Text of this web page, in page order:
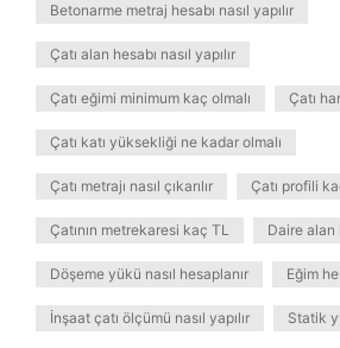
Betonarme metraj hesabı nasıl yapılır
Çatı alan hesabı nasıl yapılır
Çatı eğimi minimum kaç olmalı Çatı
Çatı katı yüksekliği ne kadar olmalı
Çatı metrajı nasıl çıkarılır Çatı profili
Çatının metrekaresi kaç TL Daire alan
Döşeme yükü nasıl hesaplanır Eğim
İnşaat çatı ölçümü nasıl yapılır Statik